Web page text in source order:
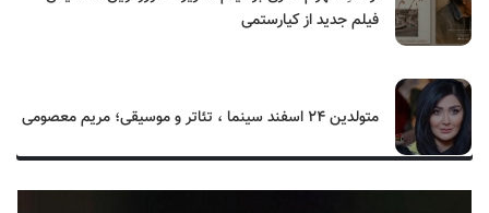
فیلم جدید از کیارستمی
متولدین ۲۴ اسفند سینما ، تئاتر و موسیقی؛ مریم معصومی